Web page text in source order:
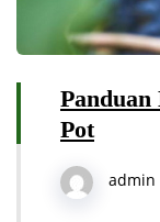
Pot
admin